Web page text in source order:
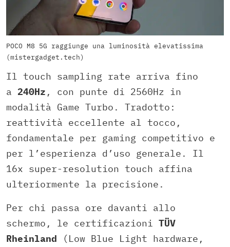
POCO M8 5G raggiunge una luminosità elevatissima
(mistergadget.tech)
Il touch sampling rate arriva fino
a 240Hz , con punte di 2560Hz in
modalità Game Turbo. Tradotto:
reattività eccellente al tocco,
fondamentale per gaming competitivo e
per l’esperienza d’uso generale. Il
16x super-resolution touch affina
ulteriormente la precisione.
Per chi passa ore davanti allo
schermo, le certificazioni TÜV
Rheinland (Low Blue Light hardware,